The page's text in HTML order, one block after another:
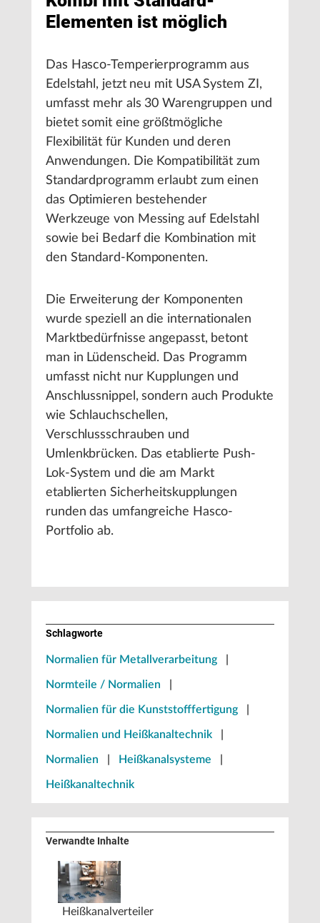
Elementen ist möglich
Das Hasco-Temperierprogramm aus
Edelstahl, jetzt neu mit USA System ZI,
umfasst mehr als 30 Warengruppen und
bietet somit eine größtmögliche
Flexibilität für Kunden und deren
Anwendungen. Die Kompatibilität zum
Standardprogramm erlaubt zum einen
das Optimieren bestehender
Werkzeuge von Messing auf Edelstahl
sowie bei Bedarf die Kombination mit
den Standard-Komponenten.
Die Erweiterung der Komponenten
wurde speziell an die internationalen
Marktbedürfnisse angepasst, betont
man in Lüdenscheid. Das Programm
umfasst nicht nur Kupplungen und
Anschlussnippel, sondern auch Produkte
wie Schlauchschellen,
Verschlussschrauben und
Umlenkbrücken. Das etablierte Push-
Lok-System und die am Markt
etablierten Sicherheitskupplungen
runden das umfangreiche Hasco-
Portfolio ab.
Schlagworte
Normalien für Metallverarbeitung
Normteile / Normalien
Normalien für die Kunststofffertigung
Normalien und Heißkanaltechnik
Normalien Heißkanalsysteme
Heißkanaltechnik
Verwandte Inhalte
Heißkanalverteiler